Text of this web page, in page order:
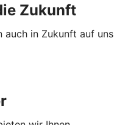
Zukunft
auch in Zukunft auf uns